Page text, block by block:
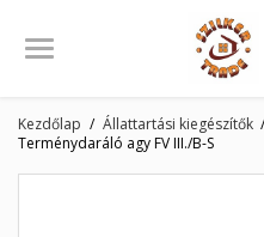
Kezdőlap Állattartási kiegészítők
Terménydaráló agy FV III./B-S